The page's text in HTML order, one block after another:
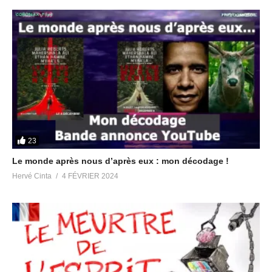
Chat Group anglophone Let’s Meditate for Planetary Liberation
https://t.me/meditationliberation
Canal anglophone Victory Of The Light
https://t.me/Victory_Of_The_Light
Partager :
Articles similaires
Franc-Maçonnerie et Pédo- Serge Abad Gallardo, ex
23
Le monde après nous d’après eux : mon décodage !
Hervé Cinta 4 FÉVRIER 2024